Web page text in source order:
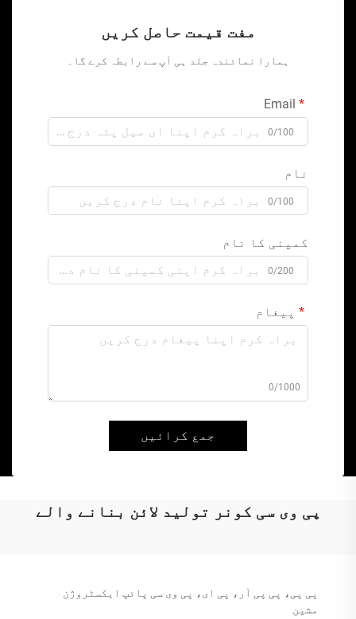
مفت قیمت حاصل کریں
ہمارا نمائندہ جلد ہی آپ سے رابطہ کرے گا۔
0/100
نام
0/100
کمپنی کا نام
0/200
پیغام
0/1000
جمع کرائیں
پی وی سی کونر تولید لائن بنانے والے
پی پی، پی پی آر، پی ای، پی وی سی پائپ ایکسٹروژن
مشین